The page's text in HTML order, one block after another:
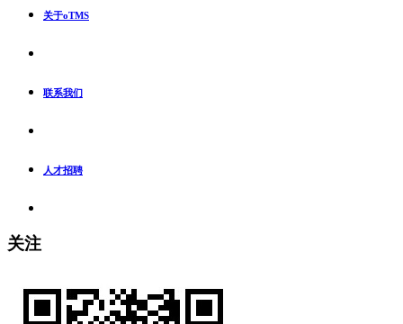
关于oTMS
联系我们
人才招聘
关注